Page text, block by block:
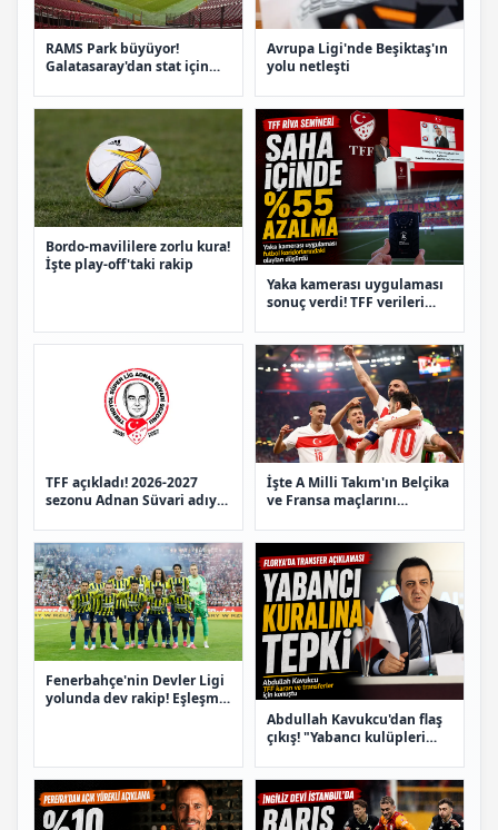
RAMS Park büyüyor!
Galatasaray'dan stat için
Avrupa Ligi'nde Beşiktaş'ın
yolu netleşti
Bordo-mavililere zorlu kura!
İşte play-off'taki rakip
Yaka kamerası uygulaması
sonuç verdi! TFF verileri
TFF açıkladı! 2026-2027
sezonu Adnan Süvari adıyla
İşte A Milli Takım'ın Belçika
ve Fransa maçlarını
Fenerbahçe'nin Devler Ligi
yolunda dev rakip! Eşleşme
Abdullah Kavukcu'dan flaş
çıkış! "Yabancı kulüpleri